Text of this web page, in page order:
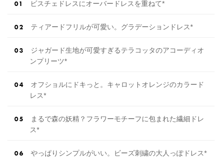
ビスチェドレスにオーバードレスを重ねて*
ティアードフリルが可愛い。グラデーションドレス*
ジャガード生地が可愛すぎるテラコッタのアコーディオ
ンプリーツ*
オフショルにドキっと。キャロットオレンジのカラード
レス*
まるで森の妖精？フラワーモチーフに包まれた繊細ドレ
ス*
やっぱりシンプルがいい。ビーズ刺繍の大人っぽドレス*